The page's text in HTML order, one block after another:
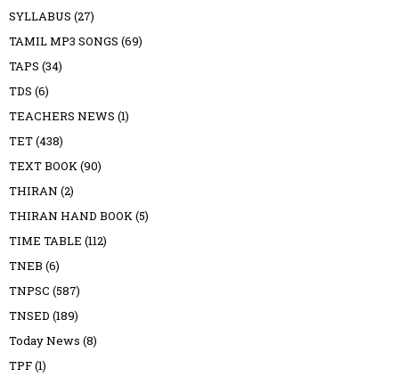
SYLLABUS (27)
TAMIL MP3 SONGS (69)
TAPS (34)
TDS (6)
TEACHERS NEWS (1)
TET(438)
TEXT BOOK(90)
THIRAN (2)
THIRAN HAND BOOK(5)
TIME TABLE (112)
TNEB (6)
TNPSC (587)
TNSED (189)
Today News (8)
TPF(1)